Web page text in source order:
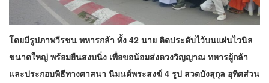
โดยมีรูปภาพวีรชน ทหารกล้า ทั้ง 42 นาย ติดประดับไว้บนแผ่นไวนิล
ขนาดใหญ่ พร้อมยืนสงบนิ่ง เพื่อขอน้อมส่งดวงวิญญาณ ทหารผู้กล้า
และประกอบพิธีทางศาสนา นิมนต์พระสงฆ์ 4 รูป สวดบังสุกุล อุทิศส่วน